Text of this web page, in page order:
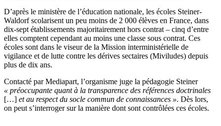
D’après le ministère de l’éducation nationale, les écoles Steiner-
Waldorf scolarisent un peu moins de 2 000 élèves en France, dans
dix-sept établissements majoritairement hors contrat – cinq d’entre
elles comptent cependant au moins une classe sous contrat. Ces
écoles sont dans le viseur de la Mission interministérielle de
vigilance et de lutte contre les dérives sectaires (Miviludes) depuis
plus de dix ans.
Contacté par Mediapart, l’organisme juge la pédagogie Steiner
« préoccupante quant à la transparence des références doctrinales
[…] et au respect du socle commun de connaissances ». Dès lors,
on peut s’interroger sur la manière dont sont contrôlées ces écoles.